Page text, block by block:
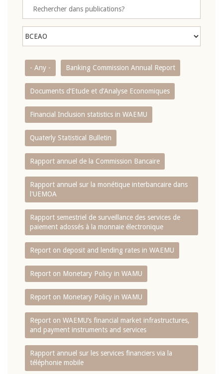
- Any - Banking Commission Annual Report
Documents d’Etude et d’Analyse Economiques
Financial Inclusion statistics in WAEMU
Quaterly Statistical Bulletin
Rapport annuel de la Commission Bancaire
Rapport annuel sur la monétique interbancaire dans
l'UEMOA
Rapport semestriel de surveillance des services de
paiement adossés à la monnaie électronique
Report on deposit and lending rates in WAEMU
Report on Monetary Policy in WAMU
Report on Monetary Policy in WAMU
Report on WAEMU’s financial market infrastructures,
and payment instruments and services
Rapport annuel sur les services financiers via la
téléphonie mobile